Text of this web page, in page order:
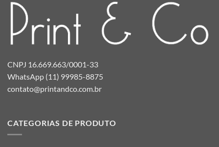
CNPJ 16.669.663/0001-33
WhatsApp (11) 99985-8875
contato@printandco.com.br
CATEGORIAS DE PRODUTO